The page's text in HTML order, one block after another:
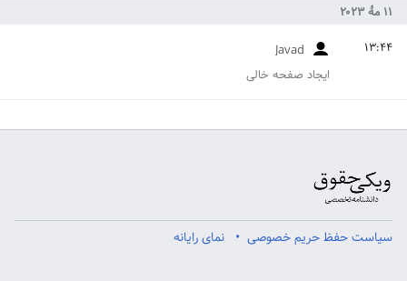
Javad
ایجاد صفحه خالی
سیاست حفظ حریم خصوصی نمای رایانه